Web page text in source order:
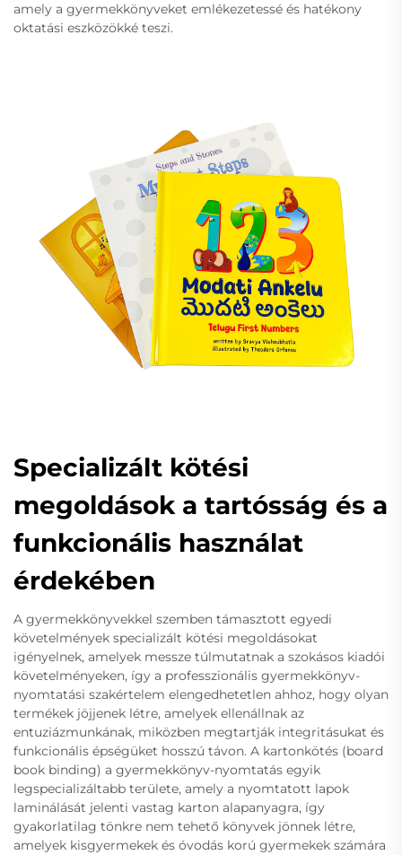
amely a gyermekkönyveket emlékezetessé és hatékony
oktatási eszközökké teszi.
Specializált kötési
megoldások a tartósság és a
funkcionális használat
érdekében
A gyermekkönyvekkel szemben támasztott egyedi
követelmények specializált kötési megoldásokat
igényelnek, amelyek messze túlmutatnak a szokásos kiadói
követelményeken, így a professzionális gyermekkönyv-
nyomtatási szakértelem elengedhetetlen ahhoz, hogy olyan
termékek jöjjenek létre, amelyek ellenállnak az
entuziázmunkának, miközben megtartják integritásukat és
funkcionális épségüket hosszú távon. A kartonkötés (board
book binding) a gyermekkönyv-nyomtatás egyik
legspecializáltabb területe, amely a nyomtatott lapok
laminálását jelenti vastag karton alapanyagra, így
gyakorlatilag tönkre nem tehető könyvek jönnek létre,
amelyek kisgyermekek és óvodás korú gyermekek számára